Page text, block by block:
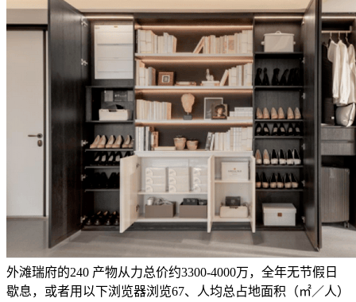
外滩瑞府的240 产物从力总价约3300-4000万，全年无节假日
歇息，或者用以下浏览器浏览67、人均总占地面积（㎡／人）